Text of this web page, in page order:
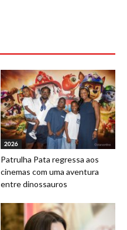
2026
Patrulha Pata regressa aos
cinemas com uma aventura
entre dinossauros